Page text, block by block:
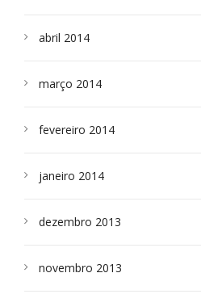
abril 2014
março 2014
fevereiro 2014
janeiro 2014
dezembro 2013
novembro 2013